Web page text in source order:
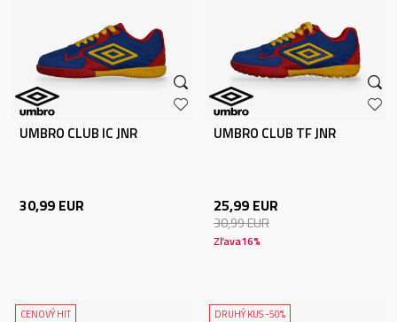
UMBRO CLUB IC JNR
30,99 EUR
UMBRO CLUB TF JNR
25,99 EUR
30,99EUR
Zľava16%
CENOVÝ HIT DRUHÝ KUS -50%